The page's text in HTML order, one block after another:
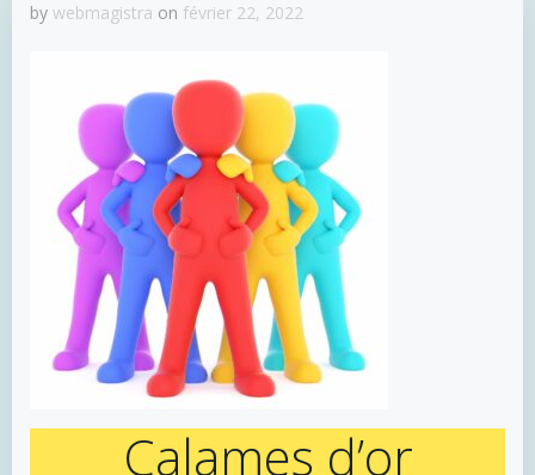
by webmagistra on février 22, 2022
Calames d’or